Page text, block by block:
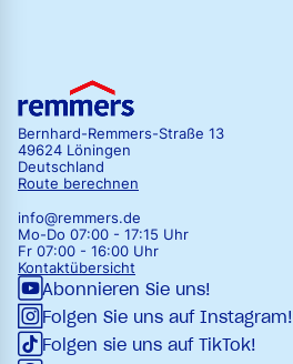
Bernhard-Remmers-Straße 13
49624 Löningen
Deutschland
Route berechnen
info@remmers.de
Mo-Do 07:00 - 17:15 Uhr
Fr 07:00 - 16:00 Uhr
Kontaktübersicht
Abonnieren Sie uns!
Folgen Sie uns auf Instagram!
Folgen sie uns auf TikTok!